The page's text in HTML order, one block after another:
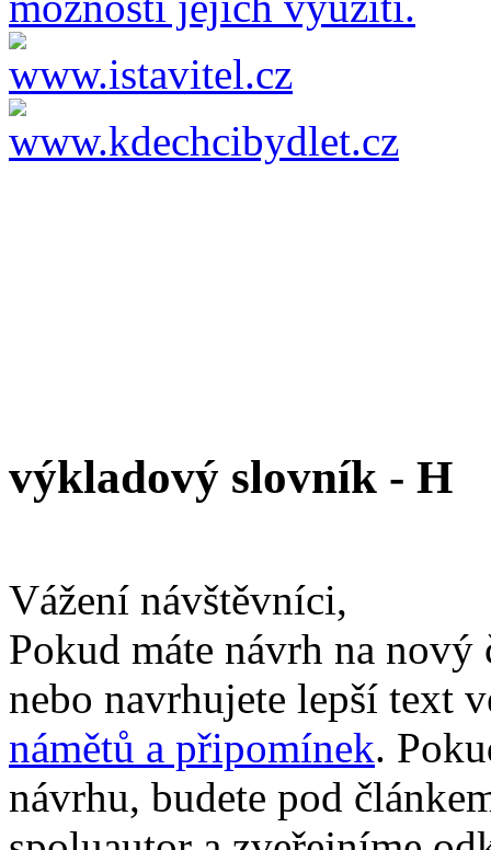
výkladový slovník - H
Vážení návštěvníci,
Pokud máte návrh na
nebo navrhujete lepší text
námětů a připomínek.
návrhu, budete pod